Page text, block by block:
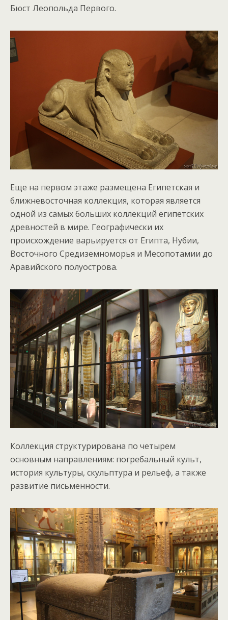
Бюст Леопольда Первого.
Еще на первом этаже размещена Египетская и
ближневосточная коллекция, которая является
одной из самых больших коллекций египетских
древностей в мире. Географически их
происхождение варьируется от Египта, Нубии,
Восточного Средиземноморья и Месопотамии до
Аравийского полуострова.
Коллекция структурирована по четырем
основным направлениям: погребальный культ,
история культуры, скульптура и рельеф, а также
развитие письменности.